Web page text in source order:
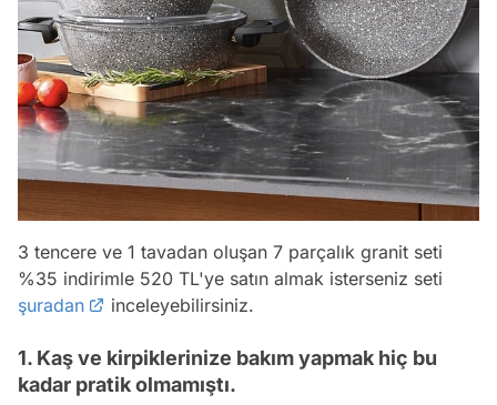
3 tencere ve 1 tavadan oluşan 7 parçalık granit seti
%35 indirimle 520 TL'ye satın almak isterseniz seti
şuradan
inceleyebilirsiniz.
1. Kaş ve kirpiklerinize bakım yapmak hiç bu
kadar pratik olmamıştı.